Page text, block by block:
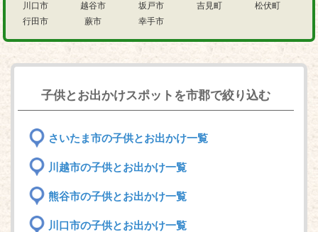
川口市
行田市
越谷市
蕨市
坂戸市
幸手市
吉見町
松伏町
子供とお出かけスポットを市郡で絞り込む
さいたま市の子供とお出かけ一覧
川越市の子供とお出かけ一覧
熊谷市の子供とお出かけ一覧
川口市の子供とお出かけ一覧